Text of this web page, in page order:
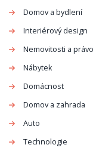
Domov a bydlení
Interiérový design
Nemovitosti a právo
Nábytek
Domácnost
Domov a zahrada
Auto
Technologie